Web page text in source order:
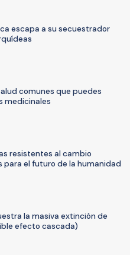
escapa a su secuestrador
comunes que puedes
medicinales
resistentes al cambio
para el futuro de la humanidad
la masiva extinción de
efecto cascada)